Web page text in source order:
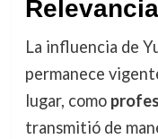
La influencia de
permanece
lugar, como
transmitió de